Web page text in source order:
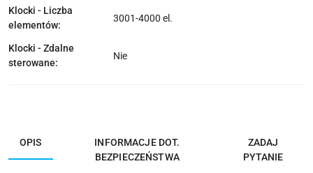
Klocki - Liczba
elementów:
3001-4000 el.
Klocki - Zdalne
sterowane:
Nie
OPIS
INFORMACJE DOT.
BEZPIECZEŃSTWA
ZADAJ
PYTANIE